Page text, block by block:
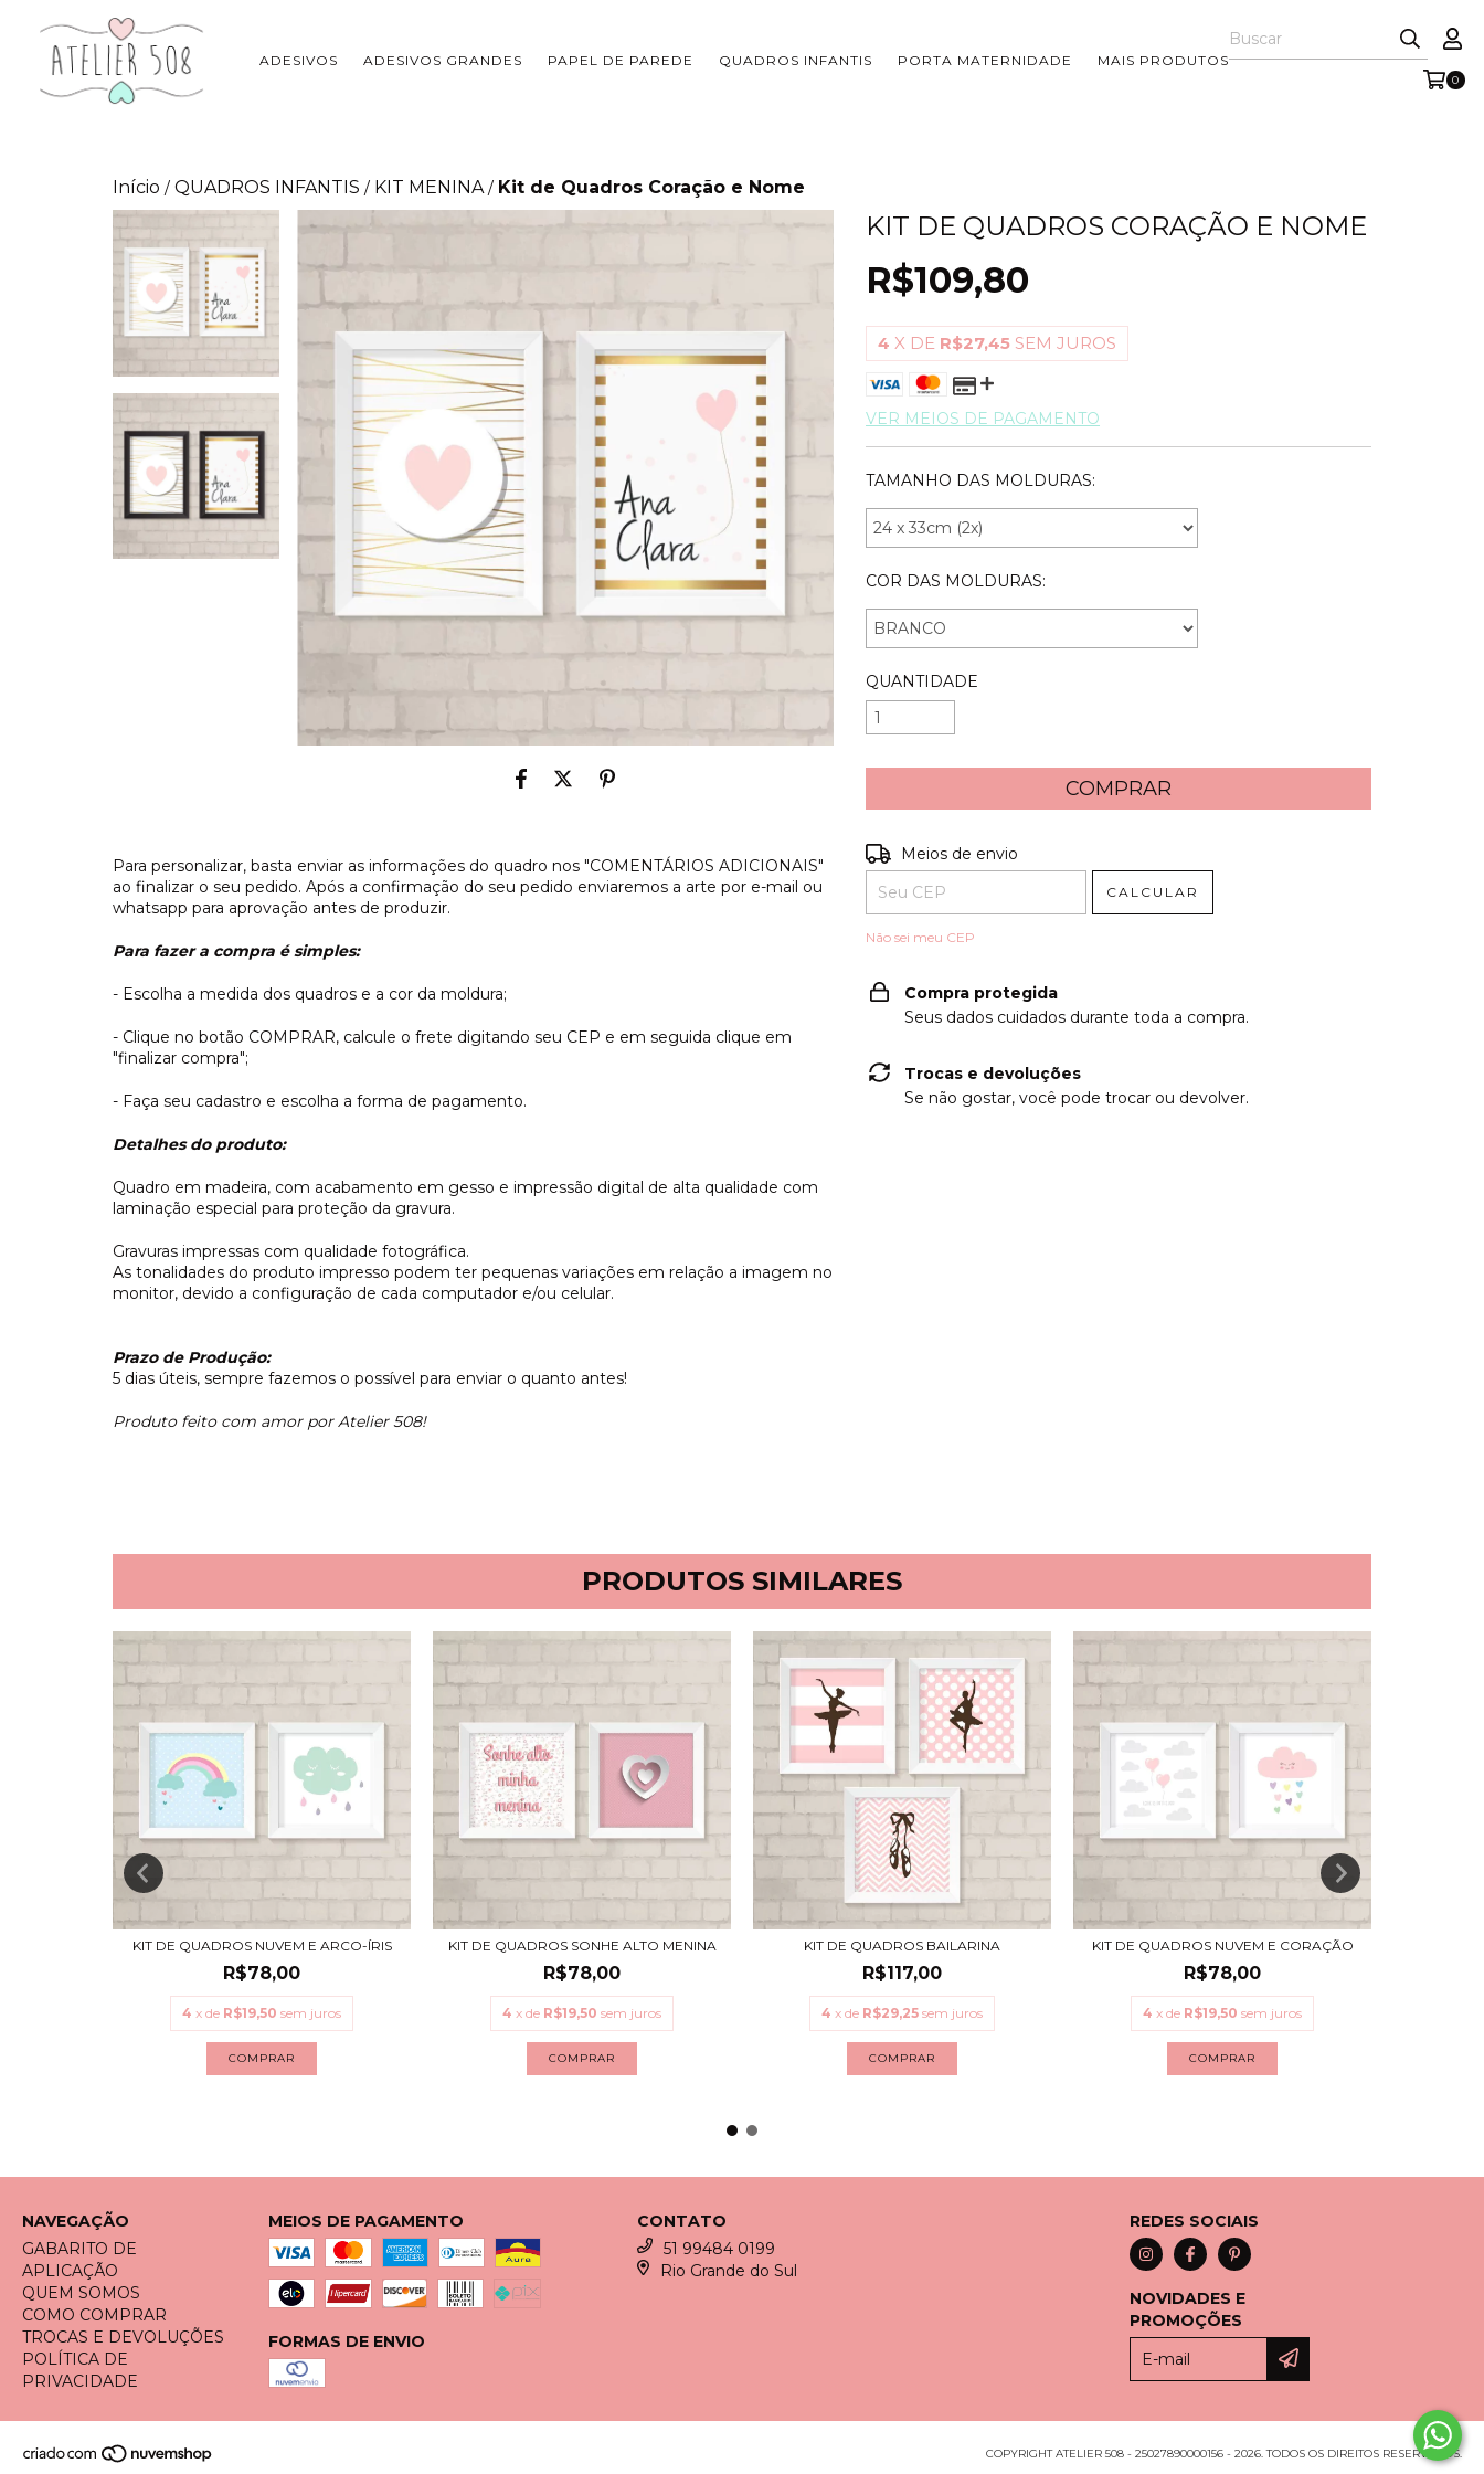
ADESIVOS ADESIVOS GRANDES PAPEL DE PAREDE QUADROS INFANTIS PORTA MATERNIDADE MAIS PRODUTOS
0
Início / QUADROS INFANTIS / KIT MENINA / Kit de Quadros Coração e Nome
Para personalizar, basta enviar as informações do quadro nos "COMENTÁRIOS ADICIONAIS"
ao finalizar o seu pedido. Após a confirmação do seu pedido enviaremos a arte por e-mail ou
whatsapp para aprovação antes de produzir.
Para fazer a compra é simples:
- Escolha a medida dos quadros e a cor da moldura;
- Clique no botão COMPRAR, calcule o frete digitando seu CEP e em seguida clique em
"finalizar compra";
- Faça seu cadastro e escolha a forma de pagamento.
Detalhes do produto:
Quadro em madeira, com acabamento em gesso e impressão digital de alta qualidade com
laminação especial para proteção da gravura.
Gravuras impressas com qualidade fotográfica.
As tonalidades do produto impresso podem ter pequenas variações em relação a imagem no
monitor, devido a configuração de cada computador e/ou celular.
Prazo de Produção:
5 dias úteis, sempre fazemos o possível para enviar o quanto antes!
Produto feito com amor por Atelier 508!
KIT DE QUADROS CORAÇÃO E NOME
R$109,80
4 X DE R$27,45 SEM JUROS
VER MEIOS DE PAGAMENTO
TAMANHO DAS MOLDURAS:
COR DAS MOLDURAS:
QUANTIDADE
Entregas para o CEP:
Meios de envio
CALCULAR
Não sei meu CEP
Compra protegida
Seus dados cuidados durante toda a compra.
Trocas e devoluções
Se não gostar, você pode trocar ou devolver.
PRODUTOS SIMILARES
KIT DE QUADROS NUVEM E ARCO-ÍRIS
R$78,00
4 x de R$19,50 sem juros
COMPRAR
KIT DE QUADROS SONHE ALTO MENINA
R$78,00
4 x de R$19,50 sem juros
COMPRAR
KIT DE QUADROS BAILARINA
R$117,00
4 x de R$29,25 sem juros
COMPRAR
KIT DE QUADROS NUVEM E CORAÇÃO
R$78,00
4 x de R$19,50 sem juros
COMPRAR
NAVEGAÇÃO
GABARITO DE
APLICAÇÃO
QUEM SOMOS
COMO COMPRAR
TROCAS E DEVOLUÇÕES
POLÍTICA DE
PRIVACIDADE
MEIOS DE PAGAMENTO
FORMAS DE ENVIO
CONTATO
51 99484 0199
Rio Grande do Sul
REDES SOCIAIS
NOVIDADES E
PROMOÇÕES
COPYRIGHT ATELIER 508 - 25027890000156 - 2026. TODOS OS DIREITOS RESERVADOS.